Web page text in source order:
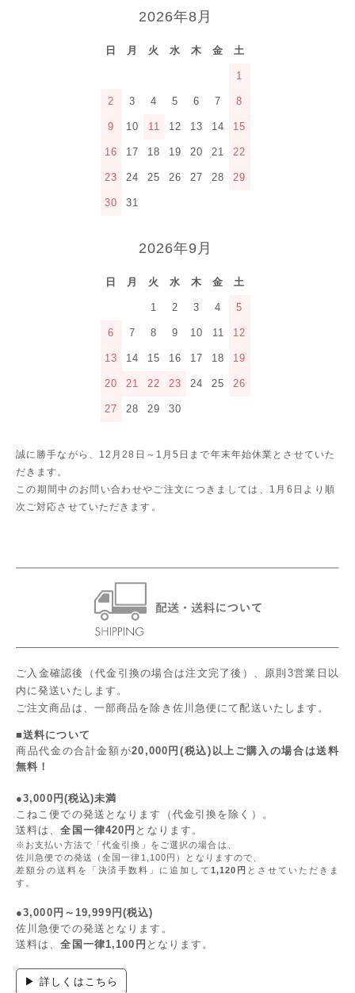
2026年8月
日 月 火 水 木 金 土
1
2 3 4 5 6 7 8
9 10 11 12 13 14 15
16 17 18 19 20 21 22
23 24 25 26 27 28 29
30 31
2026年9月
日 月 火 水 木 金 土
1 2 3 4 5
6 7 8 9 10 11 12
13 14 15 16 17 18 19
20 21 22 23 24 25 26
27 28 29 30
誠に勝手ながら、12月28日～1月5日まで年末年始休業とさせていた
だきます。
この期間中のお問い合わせやご注文につきましては、1月6日より順
次ご対応させていただきます。
ご入金確認後（代金引換の場合は注文完了後）、原則3営業日以
内に発送いたします。
ご注文商品は、一部商品を除き佐川急便にて配送いたします。
■送料について
商品代金の合計金額が20,000円(税込)以上ご購入の場合は送料
無料！
●3,000円(税込)未満
こねこ便での発送となります（代金引換を除く）。
送料は、全国一律420円 となります。
※お支払い方法で「代金引換」をご選択の場合は、
佐川急便での発送（全国一律1,100円）となりますので、
差額分の送料を「決済手数料」に追加して 1,120円 とさせていただきま
す。
●3,000円～19,999円(税込)
佐川急便での発送となります。
送料は、全国一律1,100円 となります。
▶ 詳しくはこちら